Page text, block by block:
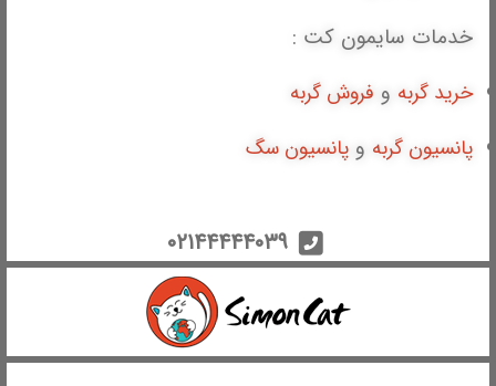
خدمات سایمون کت :
خرید گربه و فروش گربه
پانسیون گربه و پانسیون سگ
۰۲۱۴۴۴۴۴۰۳۹